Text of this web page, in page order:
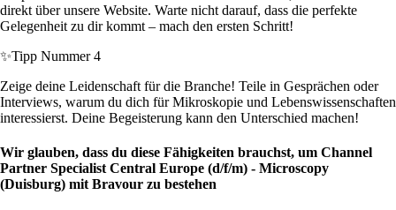
direkt über unsere Website. Warte nicht darauf, dass die perfekte
Gelegenheit zu dir kommt – mach den ersten Schritt!
✨Tipp Nummer 4
Zeige deine Leidenschaft für die Branche! Teile in Gesprächen oder
Interviews, warum du dich für Mikroskopie und Lebenswissenschaften
interessierst. Deine Begeisterung kann den Unterschied machen!
Wir glauben, dass du diese Fähigkeiten brauchst, um Channel
Partner Specialist Central Europe (d/f/m) - Microscopy
(Duisburg) mit Bravour zu bestehen